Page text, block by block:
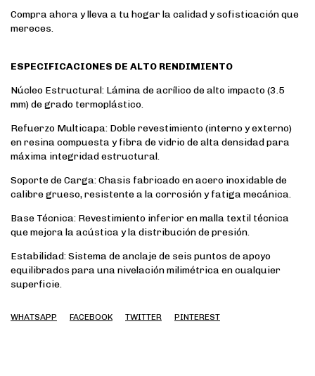
Compra ahora y lleva a tu hogar la calidad y sofisticación que
mereces.
ESPECIFICACIONES DE ALTO RENDIMIENTO
​Núcleo Estructural: Lámina de acrílico de alto impacto (3.5
mm) de grado termoplástico.
​Refuerzo Multicapa: Doble revestimiento (interno y externo)
en resina compuesta y fibra de vidrio de alta densidad para
máxima integridad estructural.
​Soporte de Carga: Chasis fabricado en acero inoxidable de
calibre grueso, resistente a la corrosión y fatiga mecánica.
​Base Técnica: Revestimiento inferior en malla textil técnica
que mejora la acústica y la distribución de presión.
​Estabilidad: Sistema de anclaje de seis puntos de apoyo
equilibrados para una nivelación milimétrica en cualquier
superficie.
WHATSAPP FACEBOOK TWITTER PINTEREST